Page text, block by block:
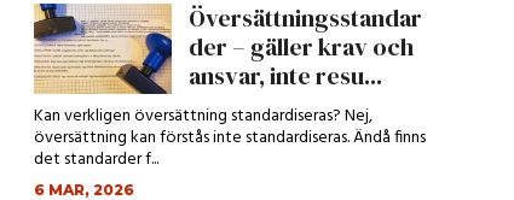
Översättningsstandar
der – gäller krav och
ansvar, inte resu...
Kan verkligen översättning standardiseras? Nej,
översättning kan förstås inte standardiseras. Ändå finns
det standarder f...
6 MAR, 2026